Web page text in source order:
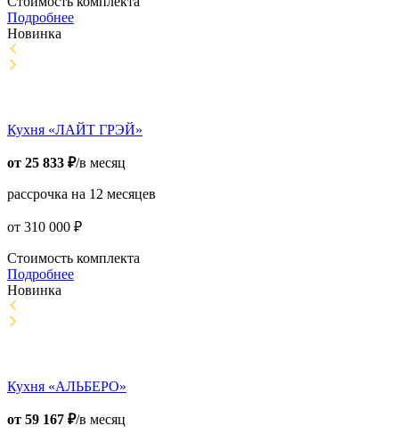
Подробнее
Новинка
Кухня «ЛАЙТ ГРЭЙ»
от 25 833 ₽/в месяц
рассрочка на 12 месяцев
от 310 000 ₽
Стоимость комплекта
Подробнее
Новинка
Кухня «АЛЬБЕРО»
от 59 167 ₽/в месяц